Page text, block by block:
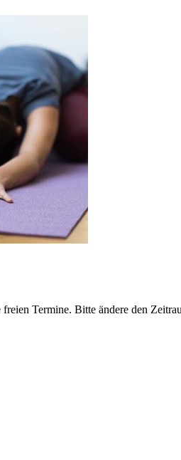
Termine. Bitte ändere den